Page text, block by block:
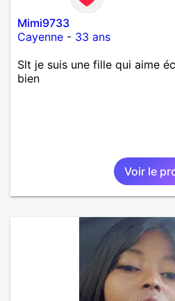
Mimi9733
Cayenne - 33 ans
Slt je suis une fille qui aime
bien
Voir le